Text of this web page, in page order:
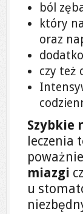
ból
który
oraz
czy też
Szybkie
leczenia
miazgi
u